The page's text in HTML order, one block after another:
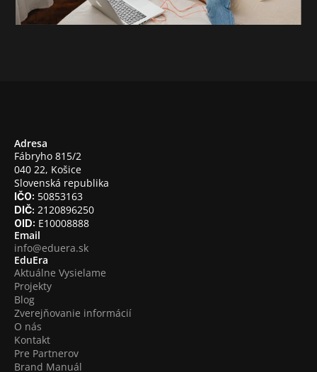
Adresa
Fábryho 815/2
040 22, Košice
Slovenská republika
IČO: 50853163
DIČ: 2120896250
OID: E10008888
Email
info@eduera.sk
EduEra
Aktuálne Vysielame
Projekty
Blog
Zverejňovanie informácií
O nás
Kontakt
Pre Partnerov
Brand Manuál